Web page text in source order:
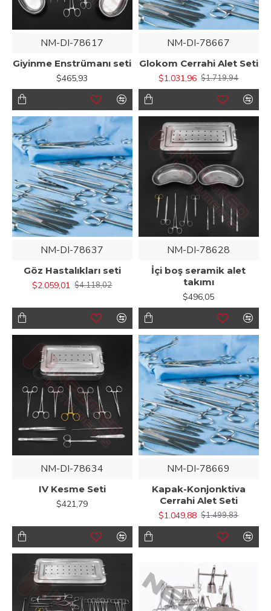
NM-DI-78617
Giyinme Enstrümanı seti
$465,93
NM-DI-78667
Glokom Cerrahi Alet Seti
$1.031,96 $1.719,94
NM-DI-78637
Göz Hastalıkları seti
$2.059,01 $4.118,02
NM-DI-78628
İçi boş seramik alet
takımı
$496,05
NM-DI-78634
IV Kesme Seti
$421,79
NM-DI-78669
Kapak-Konjonktiva
Cerrahi Alet Seti
$1.049,88 $1.499,83